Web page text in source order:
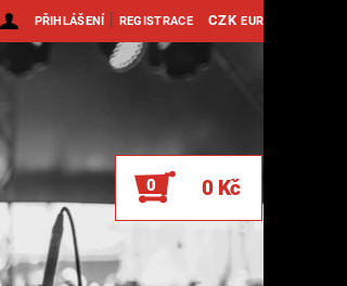
CZK EUR
PŘIHLÁŠENÍ | REGISTRACE
0 0 Kč